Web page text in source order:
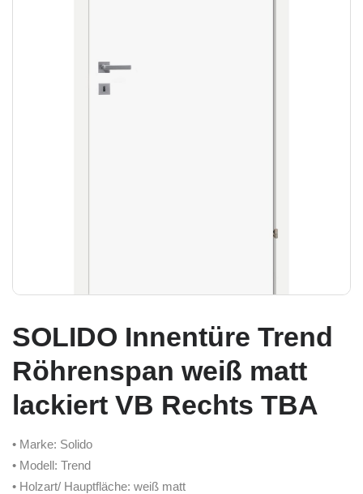
SOLIDO Innentüre Trend
Röhrenspan weiß matt
lackiert VB Rechts TBA
• Marke: Solido
• Modell: Trend
• Holzart/ Hauptfläche: weiß matt